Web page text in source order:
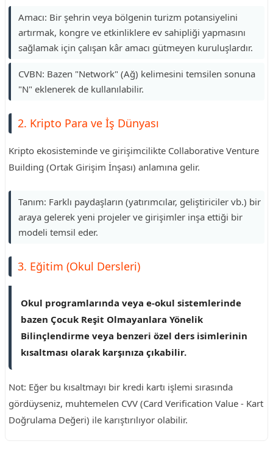
Amacı: Bir şehrin veya bölgenin turizm potansiyelini
artırmak, kongre ve etkinliklere ev sahipliği yapmasını
sağlamak için çalışan kâr amacı gütmeyen kuruluşlardır.
CVBN: Bazen "Network" (Ağ) kelimesini temsilen sonuna
"N" eklenerek de kullanılabilir.
2. Kripto Para ve İş Dünyası
Kripto ekosisteminde ve girişimcilikte Collaborative Venture
Building (Ortak Girişim İnşası) anlamına gelir.
Tanım: Farklı paydaşların (yatırımcılar, geliştiriciler vb.) bir
araya gelerek yeni projeler ve girişimler inşa ettiği bir
modeli temsil eder.
3. Eğitim (Okul Dersleri)
Okul programlarında veya e-okul sistemlerinde
bazen Çocuk Reşit Olmayanlara Yönelik
Bilinçlendirme veya benzeri özel ders isimlerinin
kısaltması olarak karşınıza çıkabilir.
Not: Eğer bu kısaltmayı bir kredi kartı işlemi sırasında
gördüyseniz, muhtemelen CVV (Card Verification Value - Kart
Doğrulama Değeri) ile karıştırılıyor olabilir.